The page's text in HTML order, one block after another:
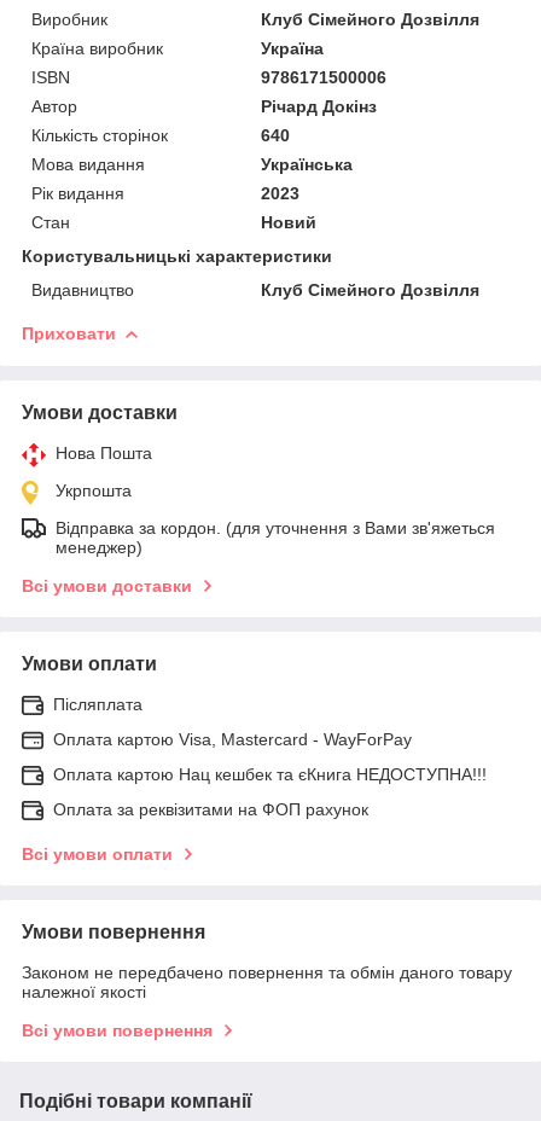
Виробник
Клуб Сімейного Дозвілля
Країна виробник
Україна
ISBN
9786171500006
Автор
Річард Докінз
Кількість сторінок
640
Мова видання
Українська
Рік видання
2023
Стан
Новий
Користувальницькі характеристики
Видавництво
Клуб Сімейного Дозвілля
Приховати
Умови доставки
Нова Пошта
Укрпошта
Відправка за кордон. (для уточнення з Вами зв'яжеться
менеджер)
Всі умови доставки
Умови оплати
Післяплата
Оплата картою Visa, Mastercard - WayForPay
Оплата картою Нац кешбек та єКнига НЕДОСТУПНА!!!
Оплата за реквізитами на ФОП рахунок
Всі умови оплати
Умови повернення
Законом не передбачено повернення та обмін даного товару
належної якості
Всі умови повернення
Подібні товари компанії